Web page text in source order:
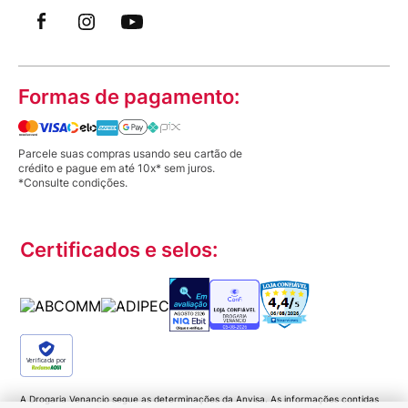
Formas de pagamento:
Parcele suas compras usando seu cartão de
crédito e pague em até 10x* sem juros.
*Consulte condições.
Certificados e selos:
Verificada por
A Drogaria Venancio segue as determinações da Anvisa. As informações contidas